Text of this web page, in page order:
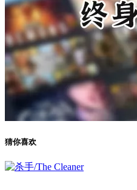
猜你喜欢